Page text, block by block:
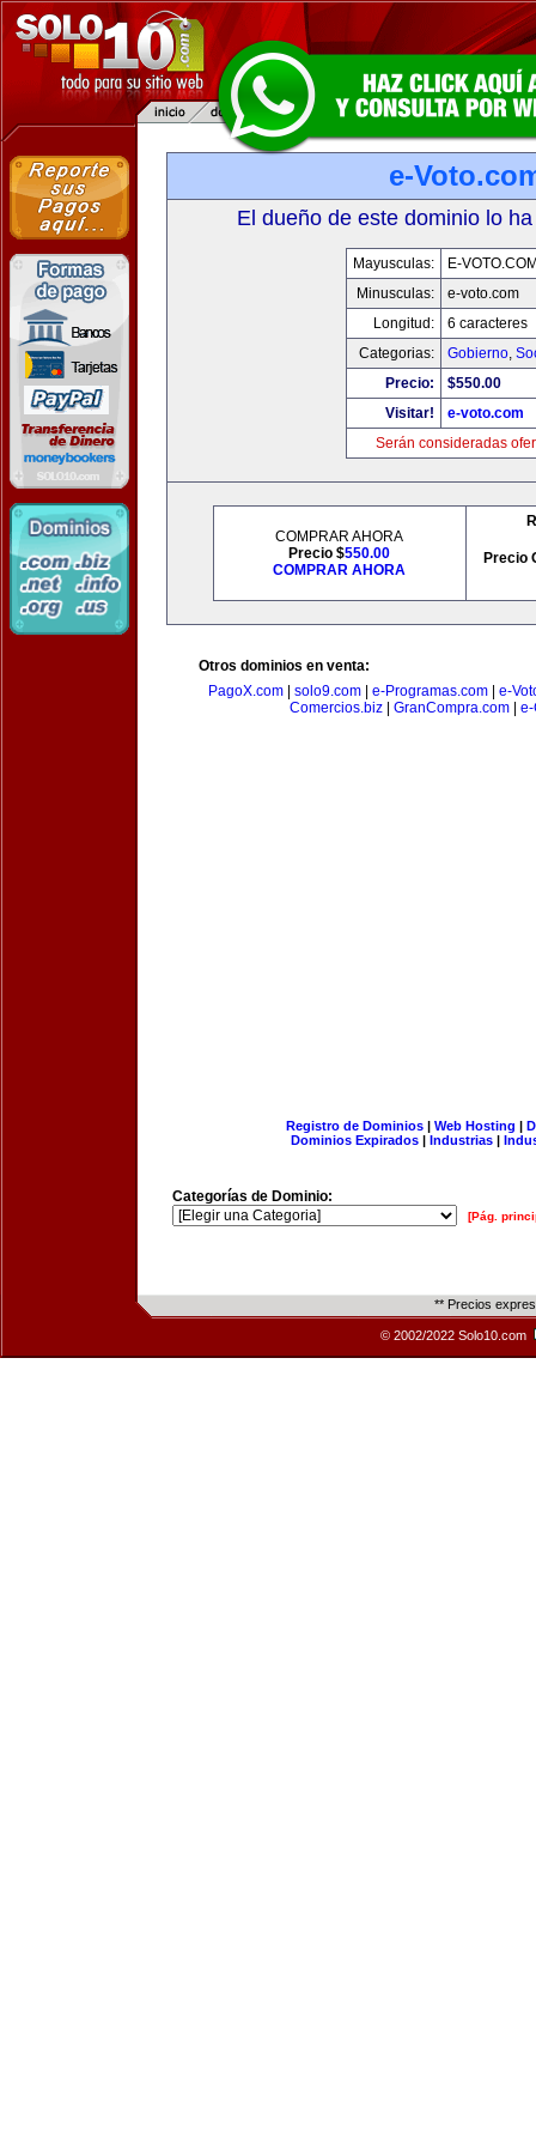
e-
El dueño de este dominio lo
Mayusculas:
E-
Minusculas:
e-voto.com
Longitud:
6 caracteres
Categorias:
Gobierno,
Precio:
$550.00
Visitar!
e-voto.com
Serán consideradas
COMPRAR AHORA
Precio $550.00
COMPRAR AHORA
Precio
Otros dominios en venta:
PagoX.com
solo9.com e-Programas.com
e-
Comercios.biz| GranCompra.com| e-
Registro de Dominios| Web Hosting |
Dominios Expirados | Industrias |
Categorías de Dominio:
[Pág.
** Precios
© 2002/2022 Solo10.com